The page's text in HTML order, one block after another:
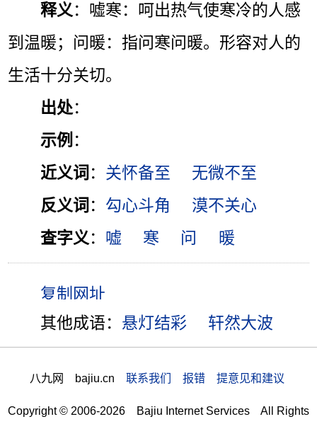
释义 ：嘘寒：呵出热气使寒冷的人感
到温暖；问暖：指问寒问暖。形容对人的
生活十分关切。
出处：
示例 ：
近义词 ： 关怀备至
无微不至
反义词 ： 勾心斗角
漠不关心
查字义 ： 嘘 寒 问 暖
其他成语： 悬灯结彩 轩然大波
八九网 bajiu.cn 联系我们 报错 提意见和建议
Copyright © 2006-2026 Bajiu Internet Services All Rights